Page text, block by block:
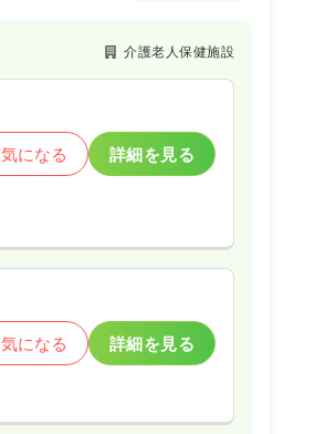
介護老人保健施設
気になる 詳細を見る
気になる 詳細を見る